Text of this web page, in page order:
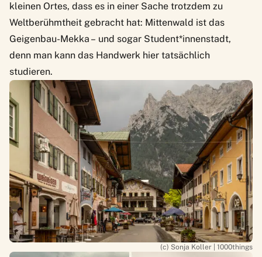
kleinen Ortes, dass es in einer Sache trotzdem zu
Weltberühmtheit gebracht hat: Mittenwald ist das
Geigenbau-Mekka – und sogar Student*innenstadt,
denn man kann das Handwerk hier tatsächlich
studieren.
(c) Sonja Koller | 1000things